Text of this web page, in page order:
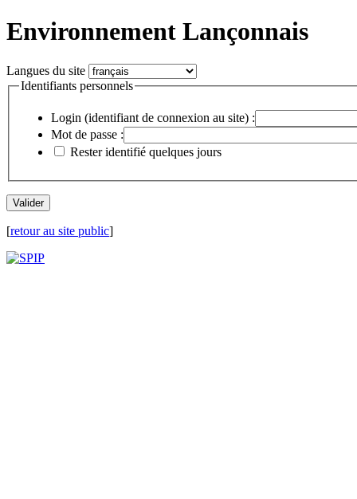
Environnement Lançonnais
Langues du site
Identifiants personnels
Login (identifiant de connexion au site) :
Mot de passe :
Rester identifié quelques jours
[retour au site public]